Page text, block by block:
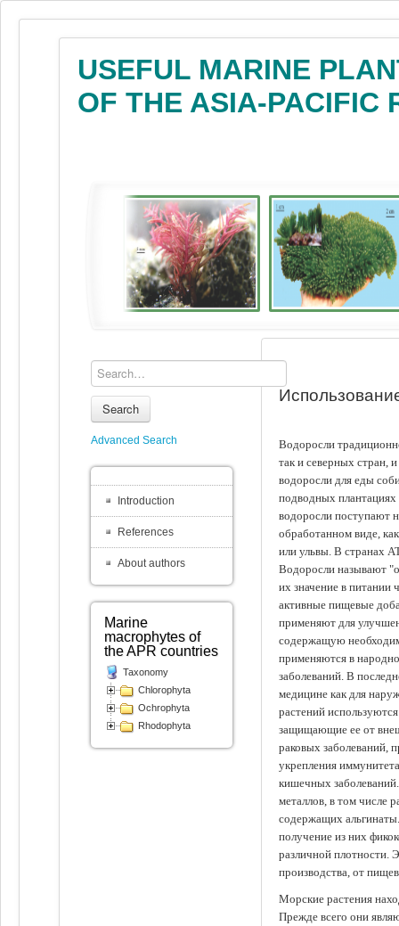
USEFUL MARINE
OF THE ASIA-PACIFIC
Водоросли
так и северных стран,
водоросли для еды
подводных
водоросли поступают
обработанном виде,
или ульвы. В странах
Водоросли называют
их значение в питании
активные пищевые
применяют для
содержащую
применяются в
заболеваний. В
медицине как для
растений
защищающие ее от
раковых заболеваний,
укрепления
кишечных
металлов, в том числе
содержащих
получение из них
различной плотности.
производства, от
Морские растения
Прежде всего они
Search
Advanced Search
Introduction
References
About authors
Marine
macrophytes of
the APR countries
Taxonomy
Chlorophyta
Ochrophyta
Rhodophyta